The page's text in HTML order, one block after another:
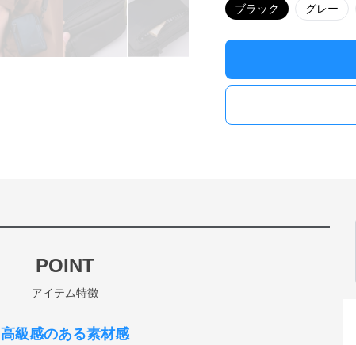
ブラック グレー
POINT
アイテム特徴
高級感のある素材感